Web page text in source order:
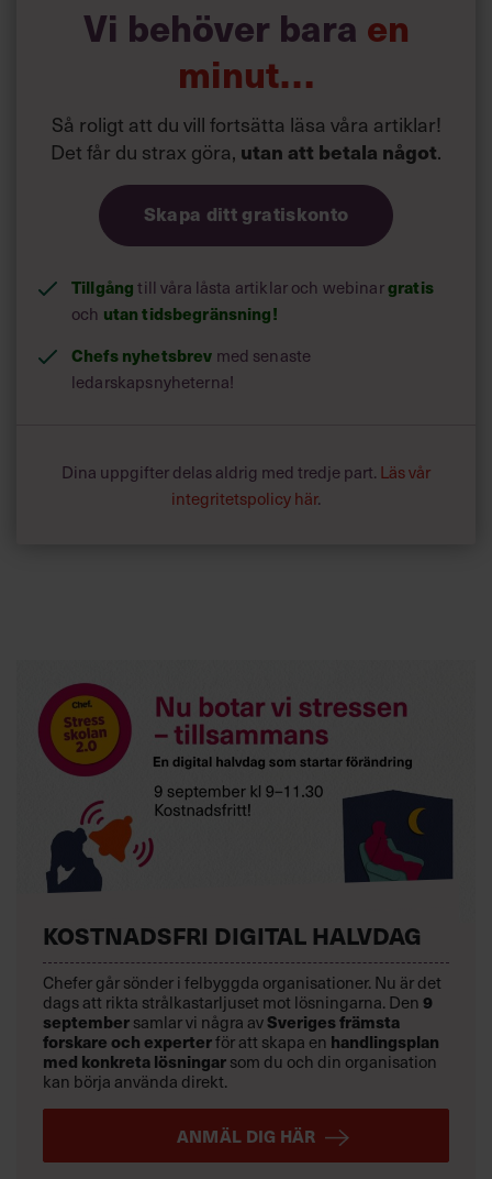
Vad kan jag göra för att få slut på dubbelspelet?
Vi behöver bara en
minut…
Så roligt att du vill fortsätta läsa våra artiklar!
Det får du strax göra, utan att betala något.
Skapa ditt gratiskonto
Tillgång till våra låsta artiklar och webinargratis
och utan tidsbegränsning!
Chefs nyhetsbrev med senaste
ledarskapsnyheterna!
Dina uppgifter delas aldrig med tredje part. Läs vår
integritetspolicy här.
KOSTNADSFRI DIGITAL HALVDAG
Chefer går sönder i felbyggda organisationer. Nu är det
dags att rikta strålkastarljuset mot lösningarna. Den 9
september samlar vi några av Sveriges främsta
forskare och experterför att skapa en handlingsplan
med konkreta lösningar som du och din organisation
kan börja använda direkt.
ANMÄL DIG HÄR